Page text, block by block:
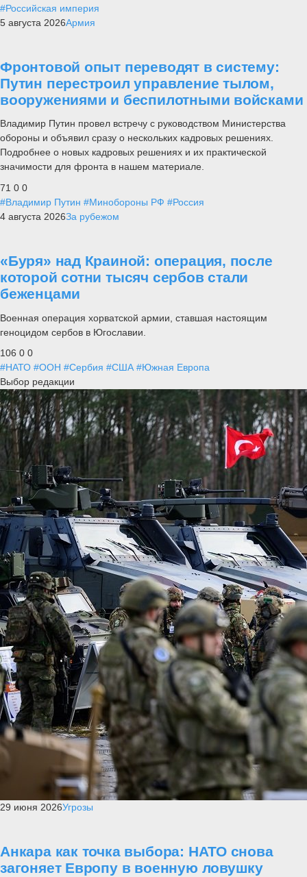
#Российская империя
5 августа 2026Армия
Фронтовой опыт переводят в систему:
Путин перестроил управление тылом,
вооружениями и беспилотными войсками
Владимир Путин провел встречу с руководством Министерства
обороны и объявил сразу о нескольких кадровых решениях.
Подробнее о новых кадровых решениях и их практической
значимости для фронта в нашем материале.
71 0 0
#Владимир Путин #Минобороны РФ #Россия
4 августа 2026За рубежом
«Буря» над Краиной: операция, после
которой сотни тысяч сербов стали
беженцами
Военная операция хорватской армии, ставшая настоящим
геноцидом сербов в Югославии.
106 0 0
#НАТО #ООН #Сербия #США #Южная Европа
Выбор редакции
29 июня 2026Угрозы
Анкара как точка выбора: НАТО снова
загоняет Европу в военную ловушку